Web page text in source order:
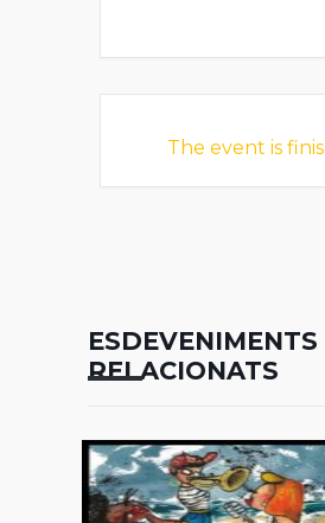
The event is
ESDEVENIMENTS
RELACIONATS